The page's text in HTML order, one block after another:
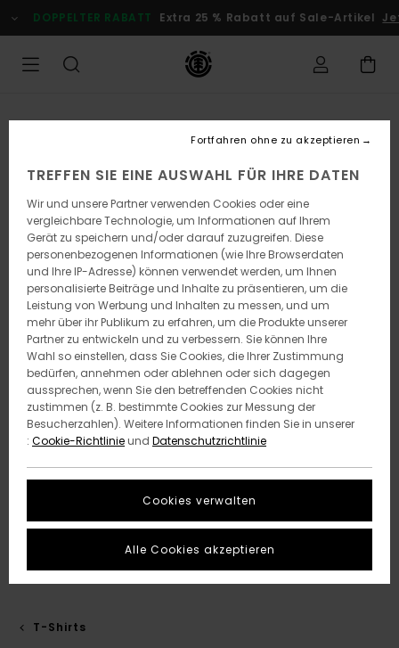
zur
Produktinformation
DOPPELTER RABATT Extra 25 % Rabatt auf Sale-Artikel
T-Shirts
TREFFEN SIE EINE AUSWAHL FÜR IHRE DATEN
Wir und unsere Partner verwenden Cookies oder eine
vergleichbare Technologie, um Informationen auf Ihrem
Gerät zu speichern und/oder darauf zuzugreifen. Diese
personenbezogenen Informationen (wie Ihre Browserdaten
und Ihre IP-Adresse) können verwendet werden, um Ihnen
personalisierte Beiträge und Inhalte zu präsentieren, um die
Leistung von Werbung und Inhalten zu messen, und um
mehr über ihr Publikum zu erfahren, um die Produkte unserer
Partner zu entwickeln und zu verbessern. Sie können Ihre
Wahl so einstellen, dass Sie Cookies, die Ihrer Zustimmung
bedürfen, annehmen oder ablehnen oder sich dagegen
aussprechen, wenn Sie den betreffenden Cookies nicht
zustimmen (z. B. bestimmte Cookies zur Messung der
Besucherzahlen). Weitere Informationen finden Sie in unserer
: Cookie-Richtlinieund Datenschutzrichtlinie
Cookies verwalten
Fortfahren ohne zu akzeptieren
Alle Cookies akzeptieren